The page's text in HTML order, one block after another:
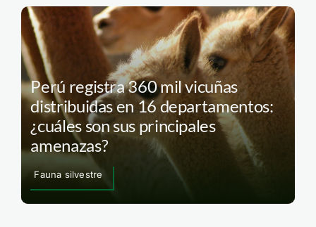
Perú registra 360 mil vicuñas
distribuidas en 16 departamentos:
¿cuáles son sus principales
amenazas?
Fauna silvestre